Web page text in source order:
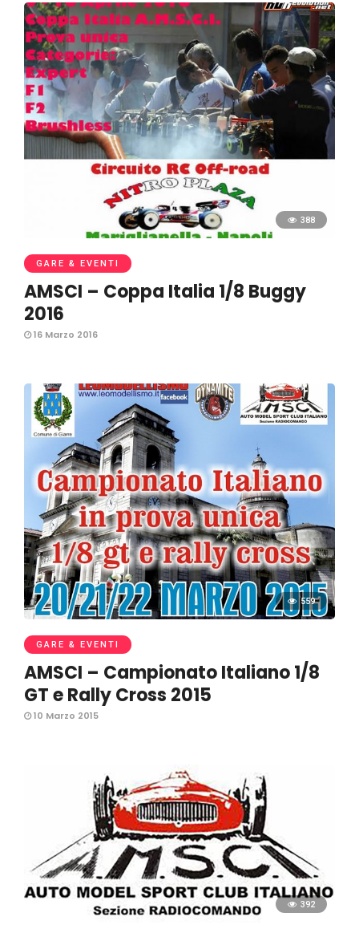
388
GARE & EVENTI
AMSCI – Coppa Italia 1/8 Buggy
2016
16 Marzo 2016
559
GARE & EVENTI
AMSCI – Campionato Italiano 1/8
GT e Rally Cross 2015
10 Marzo 2015
392